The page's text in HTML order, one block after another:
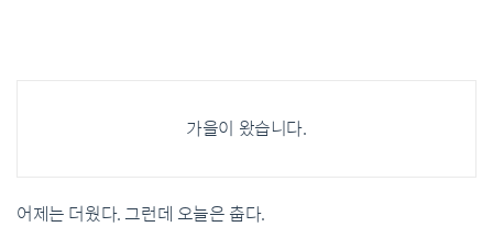
가을이 왔습니다.
어제는 더웠다. 그런데 오늘은 춥다.